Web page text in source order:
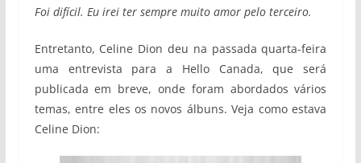
Foi difícil. Eu irei ter sempre muito amor pelo terceiro.
Entretanto, Celine Dion deu na passada quarta-feira
uma entrevista para a Hello Canada, que será
publicada em breve, onde foram abordados vários
temas, entre eles os novos álbuns. Veja como estava
Celine Dion: